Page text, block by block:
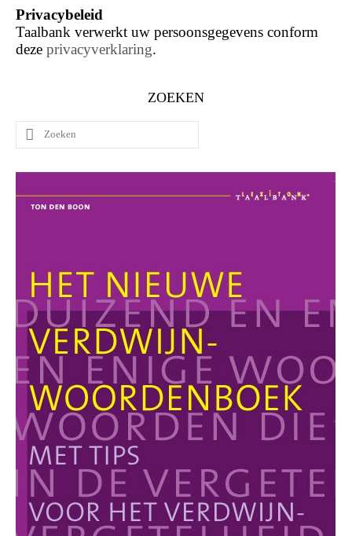
Privacybeleid
Taalbank verwerkt uw persoonsgegevens conform
deze privacyverklaring.
ZOEKEN
Zoeken
naar: